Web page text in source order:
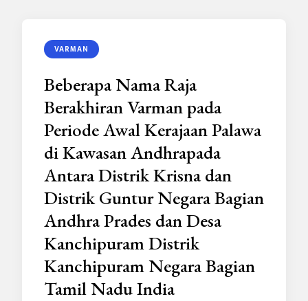
VARMAN
Beberapa Nama Raja
Berakhiran Varman pada
Periode Awal Kerajaan Palawa
di Kawasan Andhrapada
Antara Distrik Krisna dan
Distrik Guntur Negara Bagian
Andhra Prades dan Desa
Kanchipuram Distrik
Kanchipuram Negara Bagian
Tamil Nadu India